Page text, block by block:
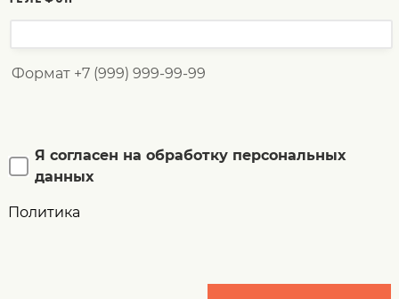
Формат +7 (999) 999-99-99
Я согласен на обработку персональных
данных
Политика